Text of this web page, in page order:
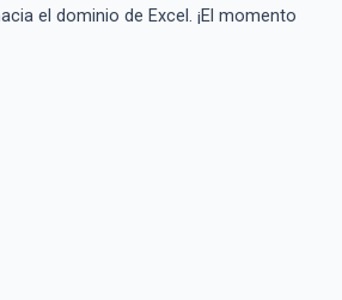
el dominio de Excel. ¡El momento